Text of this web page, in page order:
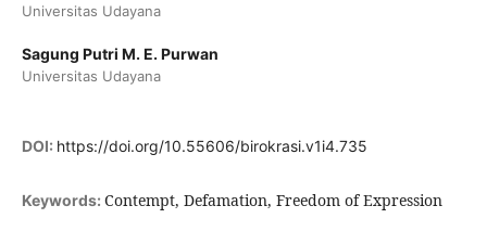
Universitas Udayana
Sagung Putri M. E. Purwan
Universitas Udayana
DOI: https://doi.org/10.55606/birokrasi.v1i4.735
Keywords: Contempt, Defamation, Freedom of Expression